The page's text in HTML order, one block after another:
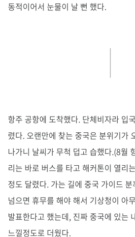
동적이어서 눈물이 날 뻔 했다.
항주 공항에 도착했다. 단체비자라 입
렸다. 오랜만에 찾는 중국은 분위기가
나가니 날씨가 무척 덥고 습했다.(8월
리는 바로 버스를 타고 해커톤이 열리
정도 달렸다. 가는 길에 중국 가이드
넘으면 휴무를 해야 해서 기상청이 아
발표한다고 했는데, 진짜 중국에 있는
느낄정도로 더웠다.